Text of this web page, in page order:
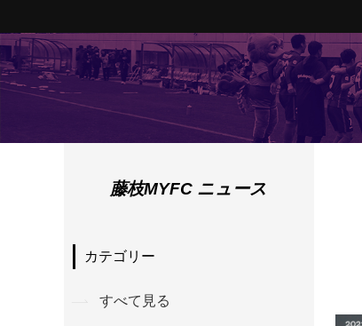
藤枝MYFC ニュース
カテゴリー
すべて見る